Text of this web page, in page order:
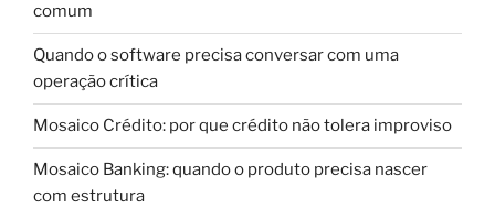
comum
Quando o software precisa conversar com uma
operação crítica
Mosaico Crédito: por que crédito não tolera improviso
Mosaico Banking: quando o produto precisa nascer
com estrutura